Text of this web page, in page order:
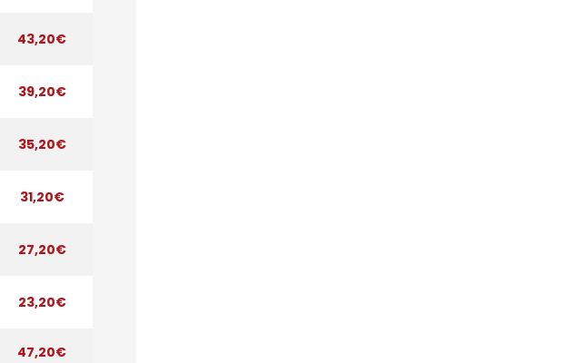
43,20€
39,20€
35,20€
31,20€
27,20€
23,20€
47,20€